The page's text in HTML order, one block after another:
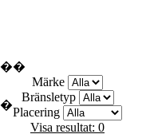
��
�
Märke
Bränsletyp
Placering
Visa resultat: 0